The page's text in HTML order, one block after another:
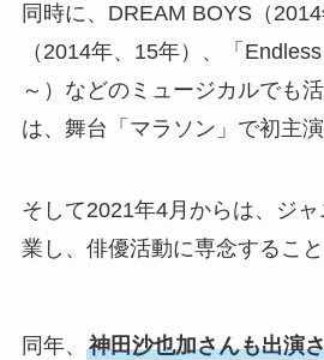
同時に、DREAM BOYS（
（2014年、15年）、「
～）などのミュージカルでも
は、舞台「マラソン」で初主演
そして2021年4月からは、ジ
業し、俳優活動に専念すること
同年、 神田沙也加さんも出演